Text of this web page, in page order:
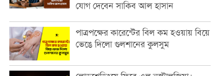
যোগ দেবেন সাকিব আল হাসান
পাত্রপক্ষের কারেন্টের বিল কম হওয়ায় বিয়ে
ভেঙে দিলো গুলশানের কুলসুম